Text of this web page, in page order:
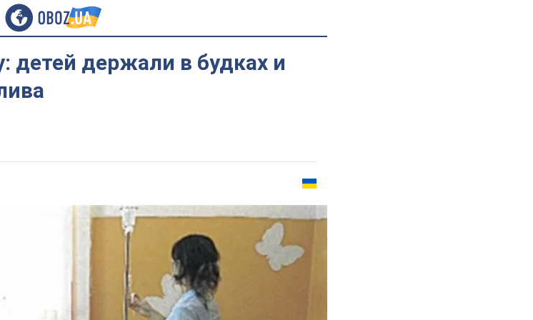
детей держали в будках и